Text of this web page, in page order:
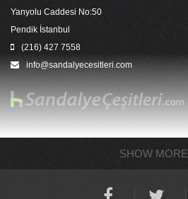
Yanyolu Caddesi No:50
Pendik İstanbul
(216) 427 7558
info@sandalyecesitleri.com
SHOW MORE